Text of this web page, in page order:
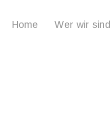
Home Wer wir sind